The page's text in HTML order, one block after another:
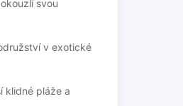
svou
v exotické
klidné pláže a